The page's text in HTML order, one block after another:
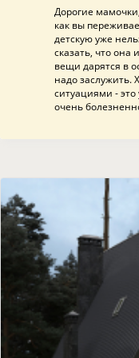
Дорогие
как вы
детскую уже
сказать, что она
вещи дарятся в
надо заслужить.
ситуациями -
очень